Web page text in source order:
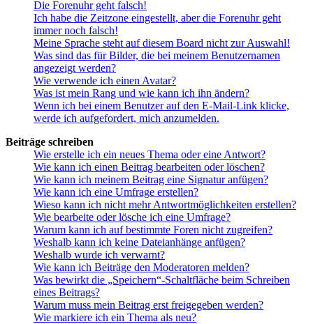
Die Forenuhr geht falsch!
Ich habe die Zeitzone eingestellt, aber die Forenuhr geht
immer noch falsch!
Meine Sprache steht auf diesem Board nicht zur Auswahl!
Was sind das für Bilder, die bei meinem Benutzernamen
angezeigt werden?
Wie verwende ich einen Avatar?
Was ist mein Rang und wie kann ich ihn ändern?
Wenn ich bei einem Benutzer auf den E-Mail-Link klicke,
werde ich aufgefordert, mich anzumelden.
Beiträge schreiben
Wie erstelle ich ein neues Thema oder eine Antwort?
Wie kann ich einen Beitrag bearbeiten oder löschen?
Wie kann ich meinem Beitrag eine Signatur anfügen?
Wie kann ich eine Umfrage erstellen?
Wieso kann ich nicht mehr Antwortmöglichkeiten erstellen?
Wie bearbeite oder lösche ich eine Umfrage?
Warum kann ich auf bestimmte Foren nicht zugreifen?
Weshalb kann ich keine Dateianhänge anfügen?
Weshalb wurde ich verwarnt?
Wie kann ich Beiträge den Moderatoren melden?
Was bewirkt die „Speichern“-Schaltfläche beim Schreiben
eines Beitrags?
Warum muss mein Beitrag erst freigegeben werden?
Wie markiere ich ein Thema als neu?